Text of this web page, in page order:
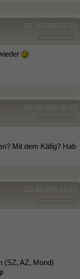
(21.10.2016 05:01)
(21.10.2016 06:37)
Mit dem Käfig? Hab
(22.10.2016 12:37)
(SZ, AZ, Mond)